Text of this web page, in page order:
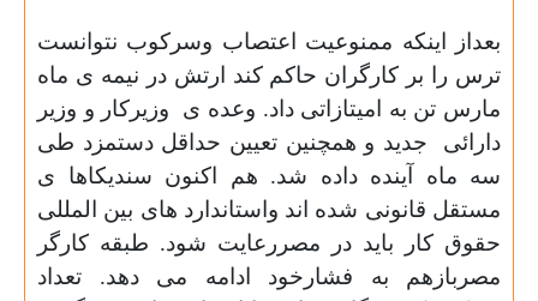
بعداز اینکه ممنوعیت اعتصاب وسرکوب نتوانست
ترس را بر کارگران حاکم کند ارتش در نیمه ی ماه
مارس تن به امیتازاتی داد. وعده ی
وزیرکار و وزیر
دارائی
جدید و همچنین تعیین حداقل دستمزد طی
سه ماه آینده داده شد. هم اکنون سندیکاها ی
مستقل قانونی شده اند واستاندارد های بین المللی
حقوق کار باید در مصررعایت شود. طبقه کارگر
مصربازهم به فشارخود ادامه می دهد. تعداد